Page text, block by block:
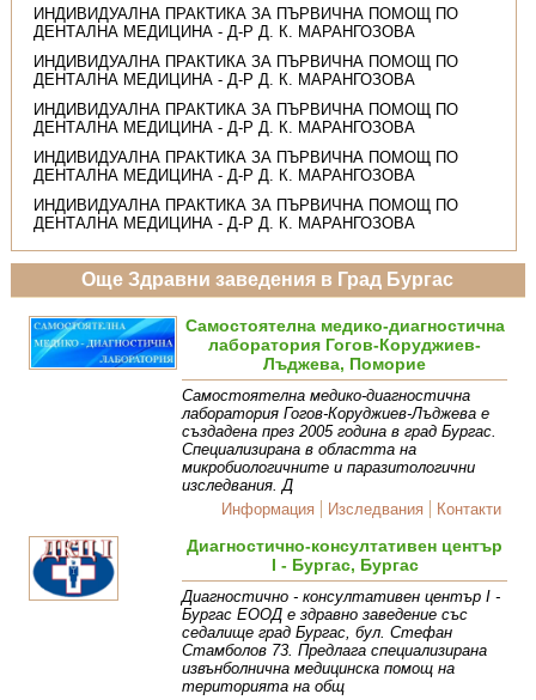
ИНДИВИДУАЛНА ПРАКТИКА ЗА ПЪРВИЧНА ПОМОЩ ПО
ДЕНТАЛНА МЕДИЦИНА - Д-Р Д. К. МАРАНГОЗОВА
ИНДИВИДУАЛНА ПРАКТИКА ЗА ПЪРВИЧНА ПОМОЩ ПО
ДЕНТАЛНА МЕДИЦИНА - Д-Р Д. К. МАРАНГОЗОВА
ИНДИВИДУАЛНА ПРАКТИКА ЗА ПЪРВИЧНА ПОМОЩ ПО
ДЕНТАЛНА МЕДИЦИНА - Д-Р Д. К. МАРАНГОЗОВА
ИНДИВИДУАЛНА ПРАКТИКА ЗА ПЪРВИЧНА ПОМОЩ ПО
ДЕНТАЛНА МЕДИЦИНА - Д-Р Д. К. МАРАНГОЗОВА
ИНДИВИДУАЛНА ПРАКТИКА ЗА ПЪРВИЧНА ПОМОЩ ПО
ДЕНТАЛНА МЕДИЦИНА - Д-Р Д. К. МАРАНГОЗОВА
Още Здравни заведения в Град Бургас
Самостоятелна медико-диагностична
лаборатория Гогов-Коруджиев-
Лъджева, Поморие
Самостоятелна медико-диагностична
лаборатория Гогов-Коруджиев-Лъджева е
създадена през 2005 година в град Бургас.
Специализирана в областта на
микробиологичните и паразитологични
изследвания. Д
Информация
Изследвания Контакти
Диагностично-консултативен център
I - Бургас, Бургас
Диагностично - консултативен център І -
Бургас ЕООД е здравно заведение със
седалище град Бургас, бул. Стефан
Стамболов 73. Предлага специализирана
извънболнична медицинска помощ на
територията на общ